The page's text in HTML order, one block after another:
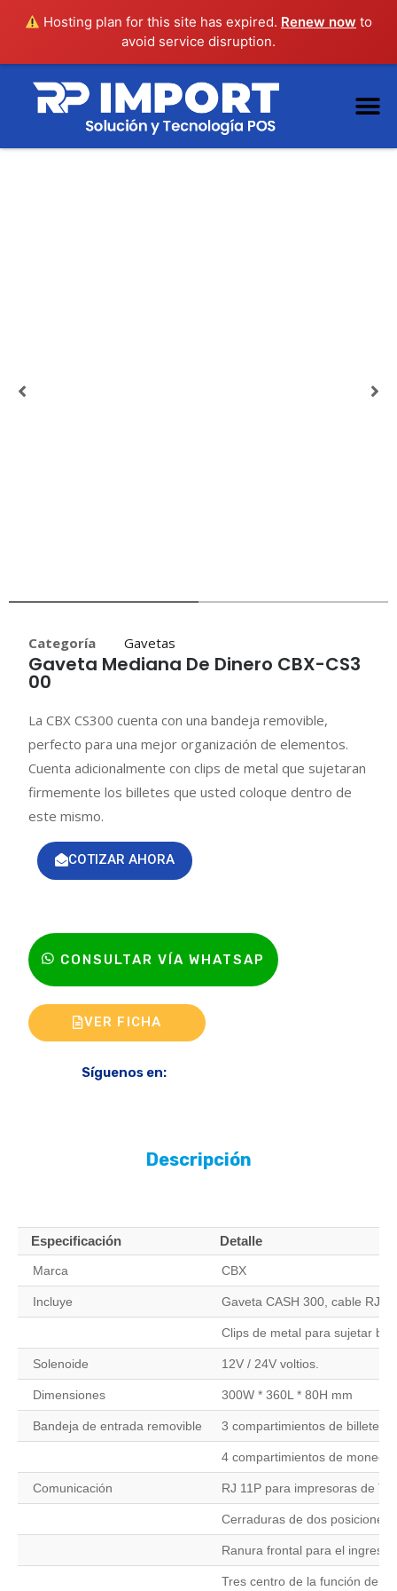
Hosting plan for this site has expired. Renew now to
avoid service disruption.
Categoría Gavetas
Gaveta Mediana De Dinero CBX-CS3
00
La CBX CS300 cuenta con una bandeja removible,
perfecto para una mejor organización de elementos.
Cuenta adicionalmente con clips de metal que sujetaran
firmemente los billetes que usted coloque dentro de
este mismo.
COTIZAR AHORA
CONSULTAR VÍA WHATSAP
VER FICHA
Síguenos en:
Descripción
Especificación Detalle
Marca CBX
Incluye Gaveta CASH 300, cable
Clips de metal para sujetar
Solenoide 12V / 24V voltios.
Dimensiones 300W * 360L * 80H mm
Bandeja de entrada removible 3 compartimientos de billetes
4 compartimientos de
Comunicación RJ 11P para impresoras de
Cerraduras de dos posiciones
Ranura frontal para el ingreso
Tres centro de la función de